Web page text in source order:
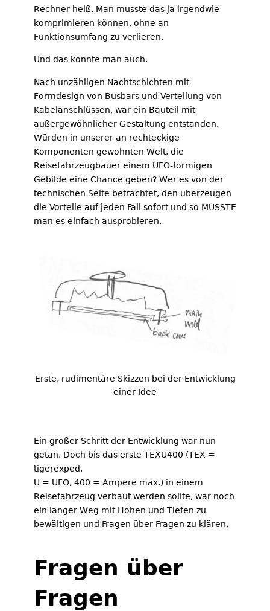
Rechner heiß. Man musste das ja irgendwie
komprimieren können, ohne an
Funktionsumfang zu verlieren.
Und das konnte man auch.
Nach unzähligen Nachtschichten mit
Formdesign von Busbars und Verteilung von
Kabelanschlüssen, war ein Bauteil mit
außergewöhnlicher Gestaltung entstanden.
Würden in unserer an rechteckige
Komponenten gewohnten Welt, die
Reisefahrzeugbauer einem UFO-förmigen
Gebilde eine Chance geben? Wer es von der
technischen Seite betrachtet, den überzeugen
die Vorteile auf jeden Fall sofort und so MUSSTE
man es einfach ausprobieren.
Erste, rudimentäre Skizzen bei der Entwicklung
einer Idee
Ein großer Schritt der Entwicklung war nun
getan. Doch bis das erste TEXU400 (TEX =
tigerexped,
U = UFO, 400 = Ampere max.) in einem
Reisefahrzeug verbaut werden sollte, war noch
ein langer Weg mit Höhen und Tiefen zu
bewältigen und Fragen über Fragen zu klären.
Fragen über
Fragen